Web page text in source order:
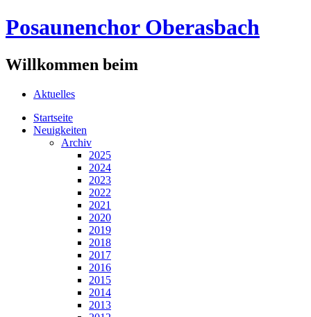
Posaunenchor Oberasbach
Willkommen beim
Aktuelles
Startseite
Neuigkeiten
Archiv
2025
2024
2023
2022
2021
2020
2019
2018
2017
2016
2015
2014
2013